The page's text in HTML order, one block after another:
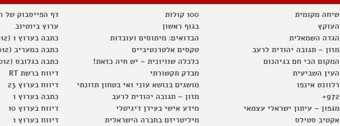
שיחה מקומית
העוקץ
הגדה השמאלית
מזון – תגובה יהודית לרעב
המקום הכי חם בגיהנום
העין השביעית
רלוונט אינפו
972+
מגפון – עיתון ישראלי עצמאי
אקטיב סטילס
100 קולות
בגוף ראשון
הבדואים: מיתוסים ועובדות
טקסים אלטרנטיביים
כלכלה שוויונית – יש חיה כזאת!
מבדק תקשורתי
מושגים בנושא עוני ואי בטחון תזונתי
מזון – תגובה יהודית לרעב
מידע אישי בעידן דיגיטלי
מיליטריזם בחברה הישראלית
דף הפייסבוק של
ערוץ ביוטיוב
כתבה בערוץ 1 (2012)
כתבה במעריב (2012)
כתבה בגלובס (2012)
דיווח ברשת RT
דיווח בערוץ 23
כתבה בערוץ 1
דיווח בערוץ 10
דיווח בערוץ 1